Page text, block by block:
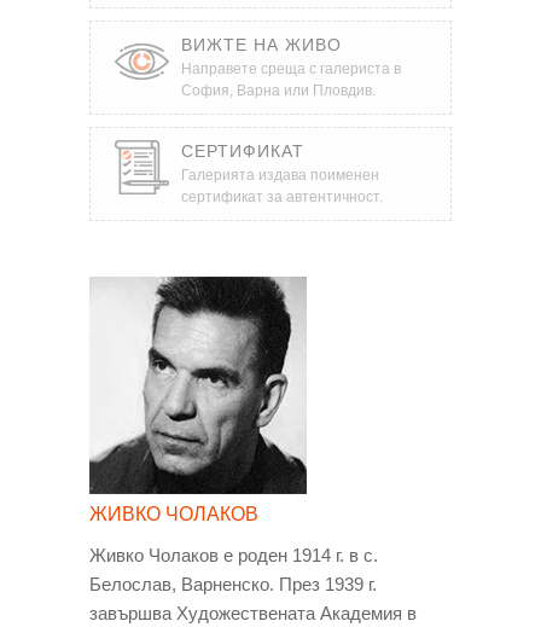
ВИЖТЕ НА ЖИВО
Направете среща с галериста в
София, Варна или Пловдив.
СЕРТИФИКАТ
Галерията издава поименен
сертификат за автентичност.
ЖИВКО ЧОЛАКОВ
Живко Чолаков е роден 1914 г. в с.
Белослав, Варненско. През 1939 г.
завършва Художествената Академия в